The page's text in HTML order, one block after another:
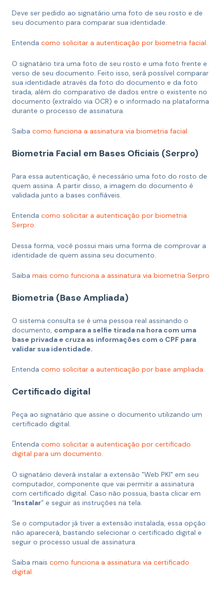
Deve ser pedido ao signatário uma foto de seu rosto e de
seu documento para comparar sua identidade.
Entenda como solicitar a autenticação por biometria facial.
O signatário tira uma foto de seu rosto e uma foto frente e
verso de seu documento. Feito isso, será possível comparar
sua identidade através da foto do documento e da foto
tirada, além do comparativo de dados entre o existente no
documento (extraído via OCR) e o informado na plataforma
durante o processo de assinatura.
Saiba como funciona a assinatura via biometria facial.
Biometria Facial em Bases Oficiais (Serpro)
Para essa autenticação, é necessário uma foto do rosto de
quem assina. A partir disso, a imagem do documento é
validada junto a bases confiáveis.
Entenda como solicitar a autenticação por biometria
Serpro.
Dessa forma, você possui mais uma forma de comprovar a
identidade de quem assina seu documento.
Saiba mais como funciona a assinatura via biometria Serpro
Biometria (Base Ampliada)
O sistema consulta se é uma pessoa real assinando o
documento, compara a selfie tirada na hora com uma
base privada e cruza as informações com o CPF para
validar sua identidade.
Entenda como solicitar a autenticação por base ampliada.
Certificado digital
Peça ao signatário que assine o documento utilizando um
certificado digital.
Entenda como solicitar a autenticação por certificado
digital para um documento.
O signatário deverá instalar a extensão "Web PKI" em seu
computador, componente que vai permitir a assinatura
com certificado digital. Caso não possua, basta clicar em
“Instalar” e seguir as instruções na tela.
Se o computador já tiver a extensão instalada, essa opção
não aparecerá, bastando selecionar o certificado digital e
seguir o processo usual de assinatura.
Saiba mais como funciona a assinatura via certificado
digital.